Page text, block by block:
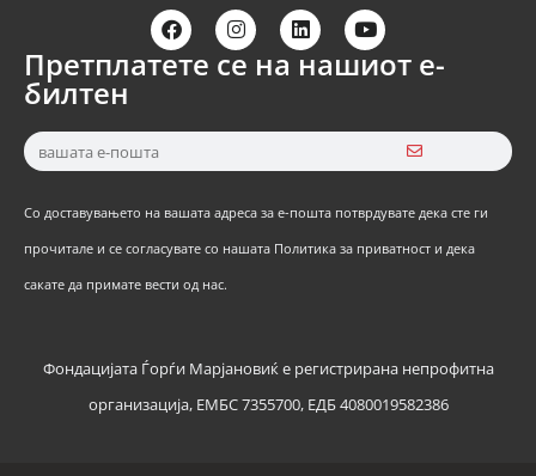
Претплатете се на нашиот е-
билтен
Со доставувањето на вашата адреса за е-пошта потврдувате дека сте ги
прочитале и се согласувате со нашата Политика за приватност и дека
сакате да примате вести од нас.
Фондацијата Ѓорѓи Марјановиќ е регистрирана непрофитна
организација, ЕМБС 7355700, ЕДБ 4080019582386